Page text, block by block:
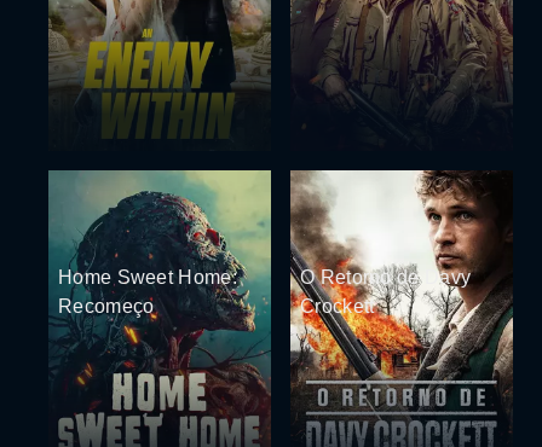
Home Sweet Home:
Recomeço
O Retorno de Davy
Crockett